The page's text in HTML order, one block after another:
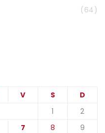
(64)
V S
D
1
2
7 8
9